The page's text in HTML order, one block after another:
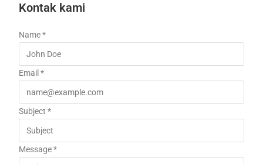
Kontak kami
Name *
Email *
Subject *
Message *